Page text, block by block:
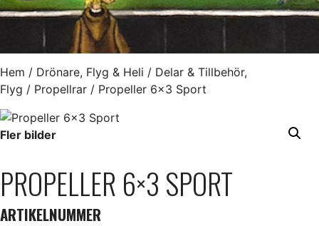
Hem / Drönare, Flyg & Heli / Delar & Tillbehör,
Flyg / Propellrar / Propeller 6×3 Sport
Fler bilder
PROPELLER 6×3 SPORT
ARTIKELNUMMER